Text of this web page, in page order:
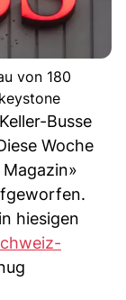
von 180
Busse
Woche
hiesigen